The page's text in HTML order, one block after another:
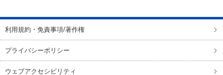
利用規約・免責事項/著作権
プライバシーポリシー
ウェブアクセシビリティ